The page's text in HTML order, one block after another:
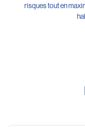
risques tout en